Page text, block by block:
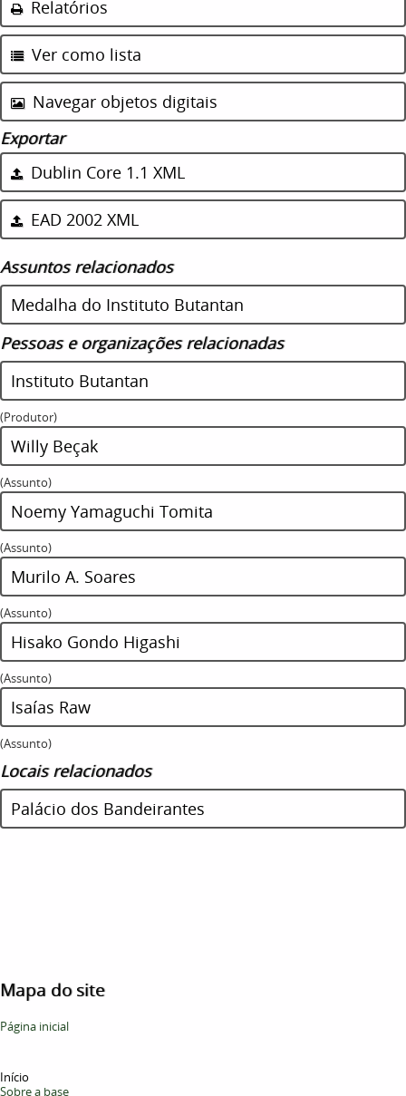
Relatórios
Ver como lista
Navegar objetos digitais
Exportar
Dublin Core 1.1 XML
EAD 2002 XML
Assuntos relacionados
Medalha do Instituto Butantan
Pessoas e organizações relacionadas
Instituto Butantan
(Produtor)
Willy Beçak
(Assunto)
Noemy Yamaguchi Tomita
(Assunto)
Murilo A. Soares
(Assunto)
Hisako Gondo Higashi
(Assunto)
Isaías Raw
(Assunto)
Locais relacionados
Palácio dos Bandeirantes
Mapa do site
Página inicial
Início
Sobre a base